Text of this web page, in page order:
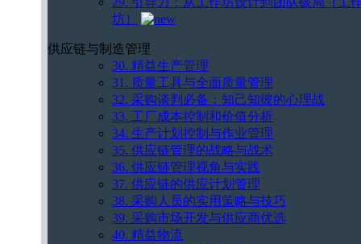
坊）
供应链与制造管理
30. 精益生产管理
31. 质量工具与全面质量管理
32. 采购谈判必备：知己知彼的心理战
33. 工厂成本控制和价值分析
34. 生产计划控制与作业管理
35. 供应链管理的战略与战术
36. 供应链管理视角与实践
37. 供应链的供应计划管理
38. 采购人员的实用策略与技巧
39. 采购市场开发与供应商优选
40. 精益物流